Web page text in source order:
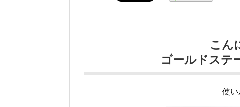
こん
ゴールドステ
使